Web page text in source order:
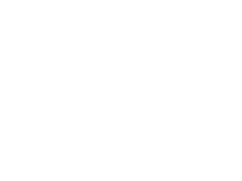
zur
ermöglichen.